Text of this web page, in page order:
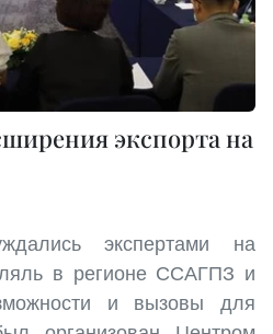
экспорта на
экспертами на
в регионе ССАГПЗ и
и вызовы для